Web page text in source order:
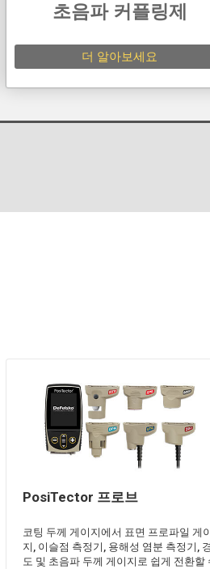
초음파 커플링제
더 알아보세요
PosiTector 프로브
코팅 두께 게이지에서 표면 프로파일 게
지, 이슬점 측정기, 용해성 염분 측정기, 경
도 및 초음파 두께 게이지로 쉽게 전환할